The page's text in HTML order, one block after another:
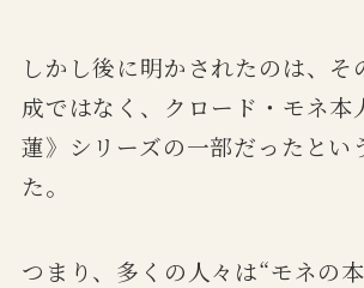
しかし後に明かされたのは、
成ではなく、クロード・モネ本
蓮》シリーズの一部だったとい
た。
つまり、多くの人々は“モネの